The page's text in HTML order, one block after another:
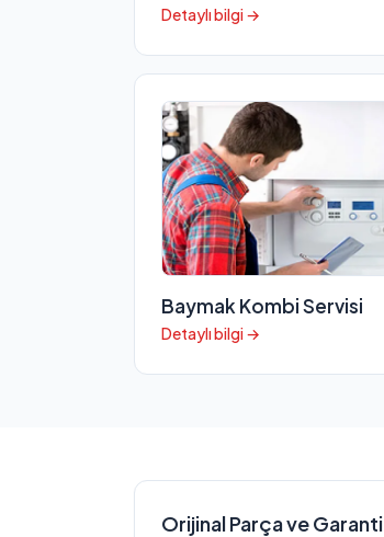
Detaylı bilgi →
Baymak Kombi Servisi
Detaylı bilgi →
Orijinal Parça ve Garanti